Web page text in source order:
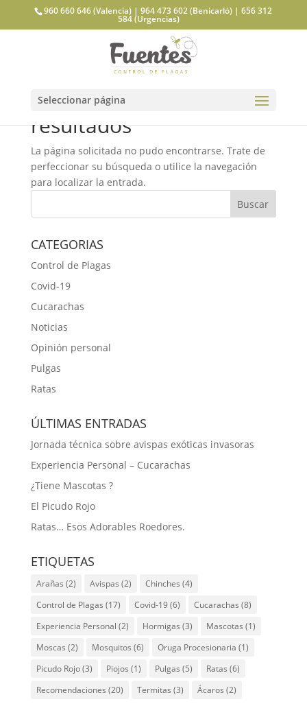
960 660 646 (Valencia) | 964 473 602 (Benicarló) | 656 312
584 (Urgencias)
Seleccionar página
No se encontraron
resultados
La página solicitada no pudo encontrarse. Trate de
perfeccionar su búsqueda o utilice la navegación
para localizar la entrada.
CATEGORIAS
Control de Plagas
Covid-19
Cucarachas
Noticias
Opinión personal
Pulgas
Ratas
ÚLTIMAS ENTRADAS
Jornada técnica sobre avispas exóticas invasoras
Experiencia Personal – Cucarachas
¿Tiene Mascotas ?
El Picudo Rojo
Ratas… Esos Adorables Roedores.
ETIQUETAS
Arañas (2) Avispas (2) Chinches (4)
Control de Plagas (17) Covid-19(6) Cucarachas (8)
Experiencia Personal (2) Hormigas (3) Mascotas (1)
Moscas (2) Mosquitos (6) Oruga Procesionaria (1)
Picudo Rojo(3) Piojos (1) Pulgas (5) Ratas (6)
Recomendaciones (20) Termitas (3) Ácaros (2)